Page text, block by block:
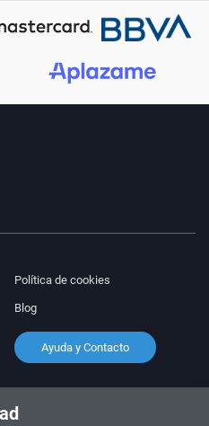
Política de cookies
Blog
Ayuda y Contacto
¡Síguenos!